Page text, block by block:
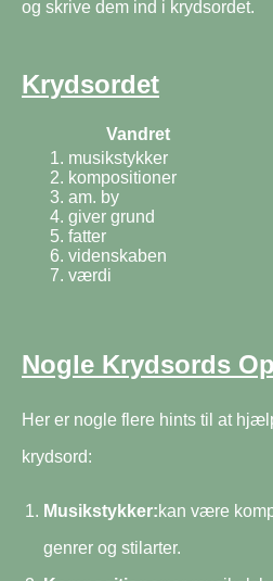
og skrive dem ind i krydsordet.
Krydsordet
Vandret
musikstykker
kompositioner
am. by
giver grund
fatter
videnskaben
værdi
Nogle Krydsords
Her er nogle flere hints til at
krydsord:
Musikstykker:kan være
genrer og stilarter.